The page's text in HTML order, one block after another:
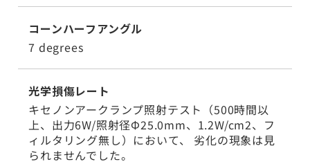
コーンハーフアングル
7 degrees
光学損傷レート
キセノンアークランプ照射テスト（500時間以
上、出力6W/照射径Φ25.0mm、1.2W/cm2、フ
ィルタリング無し）において、 劣化の現象は見
られませんでした。